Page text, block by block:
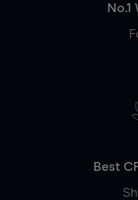
Best